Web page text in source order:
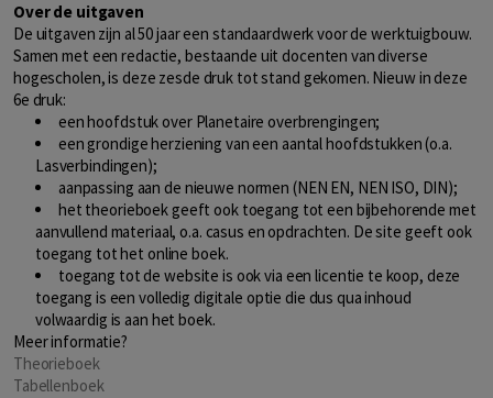
Over de uitgaven
De uitgaven zijn al 50 jaar een standaardwerk voor de werktuigbouw.
Samen met een redactie, bestaande uit docenten van diverse
hogescholen, is deze zesde druk tot stand gekomen. Nieuw in deze
6e druk:
een hoofdstuk over Planetaire overbrengingen;
een grondige herziening van een aantal hoofdstukken (o.a.
Lasverbindingen);
aanpassing aan de nieuwe normen (NEN EN, NEN ISO, DIN);
het theorieboek geeft ook toegang tot een bijbehorende met
aanvullend materiaal, o.a. casus en opdrachten. De site geeft ook
toegang tot het online boek.
toegang tot de website is ook via een licentie te koop, deze
toegang is een volledig digitale optie die dus qua inhoud
volwaardig is aan het boek.
Meer informatie?
Theorieboek
Tabellenboek